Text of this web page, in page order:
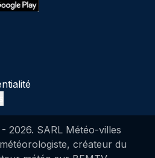
- 2026. SARL Météo-villes
créateur du